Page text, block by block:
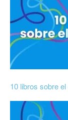
10 libros sobre